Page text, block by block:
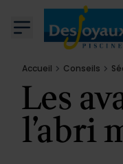
Aller au contenu
Piscines
Accueil Conseils
Les
l’abri